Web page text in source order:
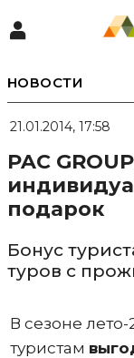
НОВОСТИ
21.01.2014, 17:58
PAC
подарок
Бонус
туров с
В сезоне лето-
туристам